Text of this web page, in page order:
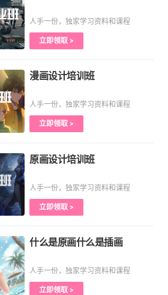
人手一份，独家学习资料和课程
立即领取 >
漫画设计培训班
人手一份，独家学习资料和课程
立即领取 >
原画设计培训班
人手一份，独家学习资料和课程
立即领取 >
什么是原画什么是插画
人手一份，独家学习资料和课程
立即领取 >